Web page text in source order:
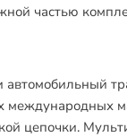
частью
международных
цепочки.